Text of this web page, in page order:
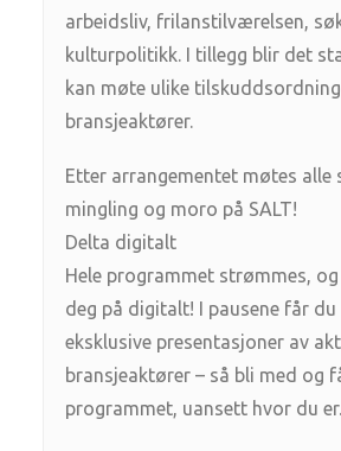
arbeidsliv, frilanstilværelsen,
kulturpolitikk. I tillegg blir det
kan møte ulike
bransjeaktører.
Etter arrangementet møtes alle
mingling og moro på SALT!
Delta digitalt
Hele programmet strømmes,
deg på digitalt! I pausene får du
eksklusive presentasjoner av
bransjeaktører – så bli med og
programmet, uansett hvor du er.